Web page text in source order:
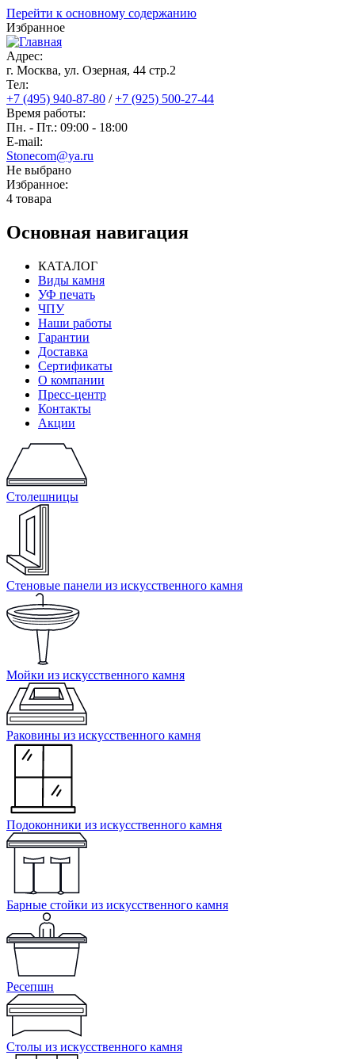
Перейти к основному содержанию
Избранное
Адрес:
г. Москва, ул. Озерная, 44 cтр.2
Тел:
+7 (495) 940-87-80 /+7 (925) 500-27-44
Время работы:
Пн. - Пт.: 09:00 - 18:00
E-mail:
Stonecom@ya.ru
Не выбрано
Избранное:
4 товара
Основная навигация
КАТАЛОГ
Виды камня
УФ печать
ЧПУ
Наши работы
Гарантии
Доставка
Сертификаты
О компании
Пресс-центр
Контакты
Акции
Столешницы
Стеновые панели из искусственного камня
Мойки из искусственного камня
Раковины из искусственного камня
Подоконники из искусственного камня
Барные стойки из искусственного камня
Ресепшн
Cтолы из искусственного камня